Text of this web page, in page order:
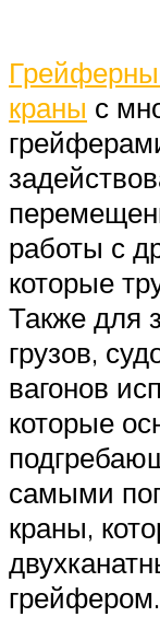
краны с
работы с
которые
Также для
грузов,
вагонов
которые
самыми
краны,
грейфером.